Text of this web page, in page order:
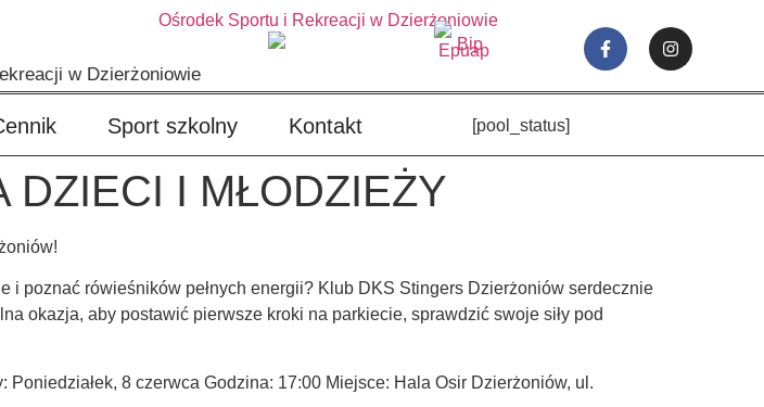
w Dzierżoniowie
Sport szkolny Kontakt [pool_status]
DZIECI I MŁODZIEŻY
poznać rówieśników pełnych energii? Klub DKS Stingers Dzierżoniów serdecznie
okazja, aby postawić pierwsze kroki na parkiecie, sprawdzić swoje siły pod
8 czerwca Godzina: 17:00 Miejsce: Hala Osir Dzierżoniów, ul.